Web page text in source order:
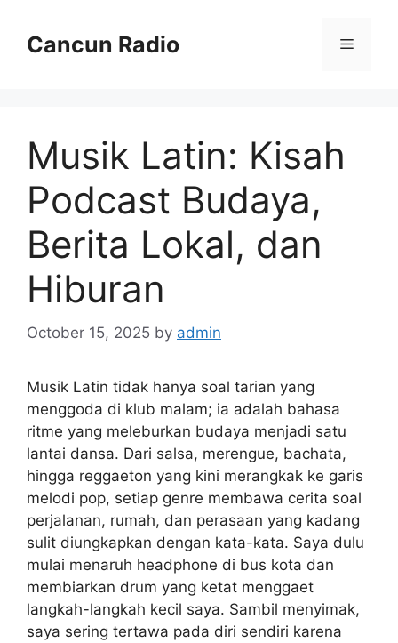
contentCancun Radio Menu
Musik Latin: Kisah
Podcast Budaya,
Berita Lokal, dan
Hiburan
October 15, 2025 by admin
Musik Latin tidak hanya soal tarian yang
menggoda di klub malam; ia adalah bahasa
ritme yang meleburkan budaya menjadi satu
lantai dansa. Dari salsa, merengue, bachata,
hingga reggaeton yang kini merangkak ke garis
melodi pop, setiap genre membawa cerita soal
perjalanan, rumah, dan perasaan yang kadang
sulit diungkapkan dengan kata-kata. Saya dulu
mulai menaruh headphone di bus kota dan
membiarkan drum yang ketat menggaet
langkah-langkah kecil saya. Sambil menyimak,
saya sering tertawa pada diri sendiri karena